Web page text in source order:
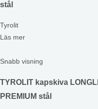
stål
Tyrolit
Läs mer
Snabb visning
TYROLIT kapskiva
PREMIUM stål